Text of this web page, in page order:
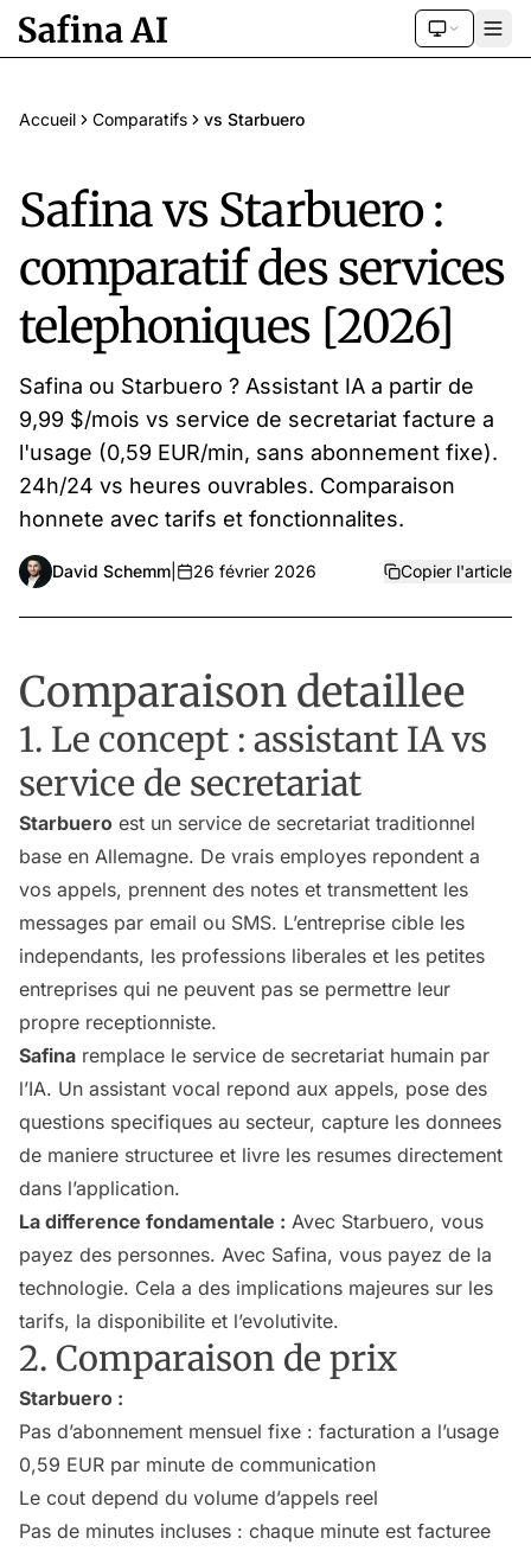
Accueil Comparatifs vs Starbuero
Safina vs Starbuero :
comparatif des services
telephoniques [2026]
Safina ou Starbuero ? Assistant IA a partir de
9,99 $/mois vs service de secretariat facture a
l'usage (0,59 EUR/min, sans abonnement fixe).
24h/24 vs heures ouvrables. Comparaison
honnete avec tarifs et fonctionnalites.
David Schemm 26 février 2026 Copier l'article
Comparaison detaillee
1. Le concept : assistant IA vs
service de secretariat
Starbuero est un service de secretariat traditionnel
base en Allemagne. De vrais employes repondent a
vos appels, prennent des notes et transmettent les
messages par email ou SMS. L’entreprise cible les
independants, les professions liberales et les petites
entreprises qui ne peuvent pas se permettre leur
propre receptionniste.
Safina remplace le service de secretariat humain par
l’IA. Un assistant vocal repond aux appels, pose des
questions specifiques au secteur, capture les donnees
de maniere structuree et livre les resumes directement
dans l’application.
La difference fondamentale : Avec Starbuero, vous
payez des personnes. Avec Safina, vous payez de la
technologie. Cela a des implications majeures sur les
tarifs, la disponibilite et l’evolutivite.
2. Comparaison de prix
Starbuero :
Pas d’abonnement mensuel fixe : facturation a l’usage
0,59 EUR par minute de communication
Le cout depend du volume d’appels reel
Pas de minutes incluses : chaque minute est facturee